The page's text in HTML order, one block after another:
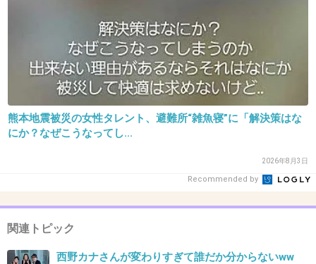
2018/11/09(金) 16:07:40
キミ どうして なんだね
制服を脱いで大人になった君～
熊本地震被災の女性タレント、避難所“雑魚寝”に「解決策はな
にか？なぜこうなってし...
2026年8月3日
Recommended by
関連トピック
西野カナさんが変わりすぎて誰だか分からないww